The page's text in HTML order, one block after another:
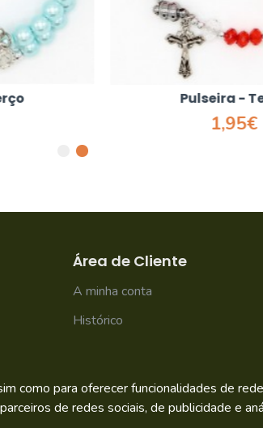
Pulseira - Terço
1,95€
Área de Cliente
A minha conta
Histórico
como para oferecer funcionalidades de
de redes sociais, de publicidade e